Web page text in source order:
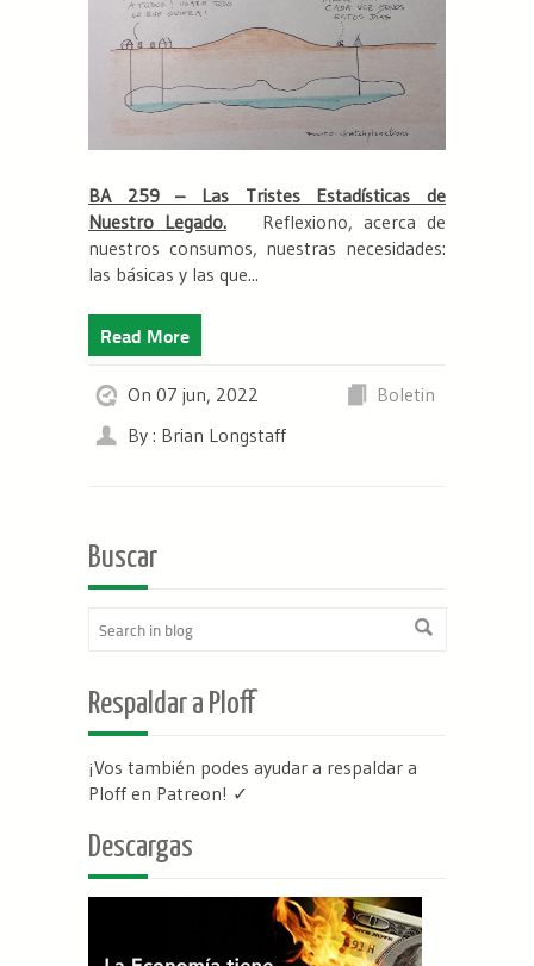
BA 259 – Las Tristes Estadísticas de
Nuestro Legado. Reflexiono, acerca de
nuestros consumos, nuestras necesidades:
las básicas y las que...
Read More
On 07 jun, 2022
Boletin
By : Brian Longstaff
Buscar
Respaldar a Ploff
¡Vos también podes ayudar a respaldar a
Ploff en Patreon! ✓
Descargas